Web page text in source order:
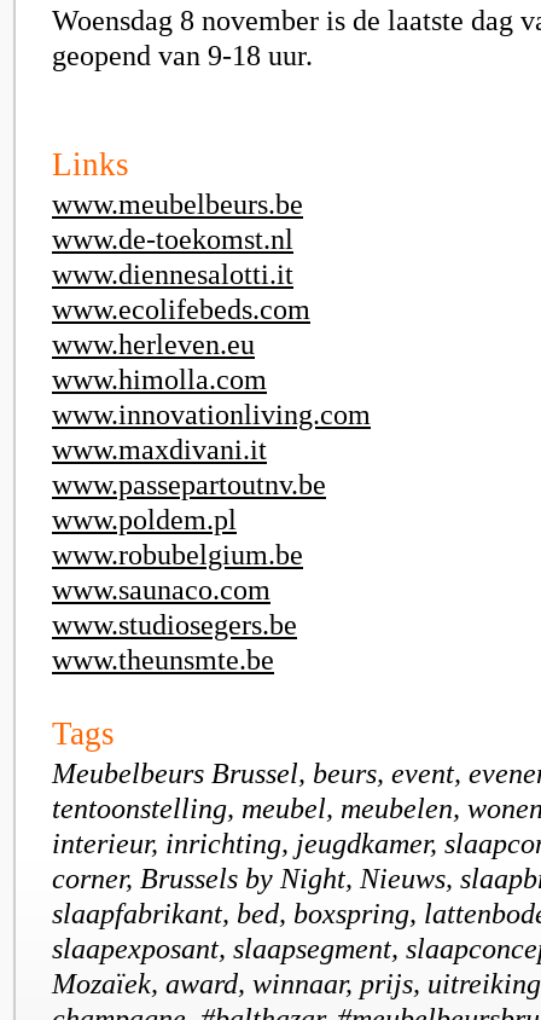
Woensdag 8 november is de laatste dag
geopend van 9-18 uur.
Links
www.meubelbeurs.be
www.de-toekomst.nl
www.diennesalotti.it
www.ecolifebeds.com
www.herleven.eu
www.himolla.com
www.innovationliving.com
www.maxdivani.it
www.passepartoutnv.be
www.poldem.pl
www.robubelgium.be
www.saunaco.com
www.studiosegers.be
www.theunsmte.be
Tags
Meubelbeurs Brussel, beurs, event,
tentoonstelling, meubel, meubelen,
interieur, inrichting, jeugdkamer,
corner, Brussels by Night, Nieuws,
slaapfabrikant, bed, boxspring,
slaapexposant, slaapsegment,
Mozaïek, award, winnaar, prijs,